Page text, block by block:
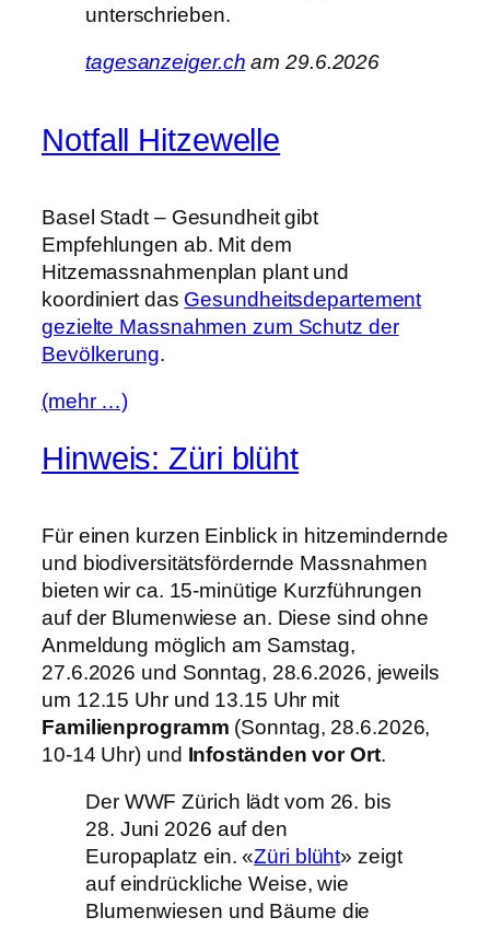
unterschrieben.
tagesanzeiger.ch am 29.6.2026
Notfall Hitzewelle
Basel Stadt – Gesundheit gibt
Empfehlungen ab. Mit dem
Hitzemassnahmenplan plant und
koordiniert das Gesundheitsdepartement
gezielte Massnahmen zum Schutz der
Bevölkerung.
(mehr …)
Hinweis: Züri blüht
Für einen kurzen Einblick in hitzemindernde
und biodiversitätsfördernde Massnahmen
bieten wir ca. 15‑minütige Kurzführungen
auf der Blumenwiese an. Diese sind ohne
Anmeldung möglich am Samstag,
27.6.2026 und Sonntag, 28.6.2026, jeweils
um 12.15 Uhr und 13.15 Uhr mit
Familienprogramm (Sonntag, 28.6.2026,
10-14 Uhr) und Infoständen vor Ort.
Der WWF Zürich lädt vom 26. bis
28. Juni 2026 auf den
Europaplatz ein. «Züri blüht» zeigt
auf eindrückliche Weise, wie
Blumenwiesen und Bäume die